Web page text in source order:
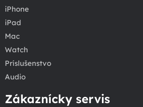
iPhone
iPad
Mac
Watch
Príslušenstvo
Audio
Zákaznícky servis